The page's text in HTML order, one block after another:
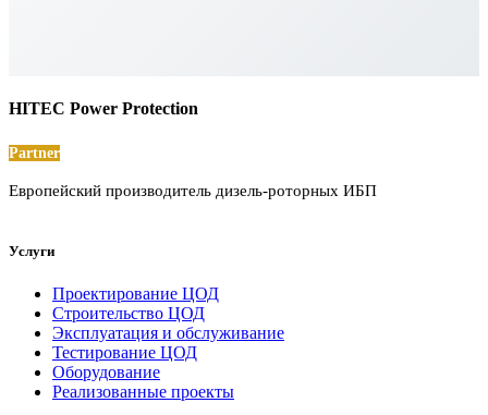
HITEC Power Protection
Partner
Европейский производитель дизель-роторных ИБП
Услуги
Проектирование ЦОД
Строительство ЦОД
Эксплуатация и обслуживание
Тестирование ЦОД
Оборудование
Реализованные проекты